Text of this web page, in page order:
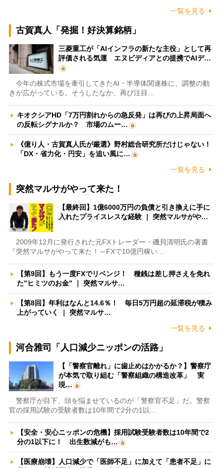
一覧を見る
古賀真人「発掘！好決算銘柄」
三菱重工が「AIインフラの新たな主役」として再
評価される気運 エヌビディアとの提携でAIデ…
今年の株式市場を牽引してきたAI・半導体関連株に、調整の動
きが広がっている。そうしたなか、再び注目…
キオクシアHD「7万円割れからの急反発」は再びの上昇局面へ
の反転シグナルか？ 市場のムー…
《億り人・古賀真人氏が厳選》野村総合研究所だけじゃない！
「DX・省力化・円安」を追い風に…
一覧を見る
突然マルサがやって来た！
【最終回】1億6000万円の負債と引き換えに手に
入れたプライスレスな経験 ｜ 突然マルサがや…
2009年12月に発行された元FXトレーダー・磯貝清明氏の著書
『突然マルサがやって来た！～FXで10億円稼い…
【第9回】もう一度FXでリベンジ！ 種銭は差し押さえを免れ
た”ヒミツのお金” ｜ 突然マルサ…
【第8回】年利はなんと14.6％！ 毎日5万円超の延滞税が積み
上がっていく ｜ 突然マルサ…
一覧を見る
河合雅司「人口減少ニッポンの活路」
【「警察官離れ」に歯止めはかかるか？】警察庁
が本気で取り組む「警察組織の構造改革」 実
現…
警察庁が目下、頭を悩ませているのが「警察官不足」だ。警察
官の採用試験の受験者数は10年間で2分の1以…
【安全・安心ニッポンの危機】採用試験受験者数は10年間で2
分の1以下に！ 出生数減がも…
【医療崩壊】人口減少で「医師不足」に加えて「患者不足」に